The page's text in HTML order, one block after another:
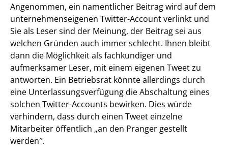
Angenommen, ein namentlicher Beitrag wird auf dem
unternehmenseigenen Twitter-Account verlinkt und
Sie als Leser sind der Meinung, der Beitrag sei aus
welchen Gründen auch immer schlecht. Ihnen bleibt
dann die Möglichkeit als fachkundiger und
aufmerksamer Leser, mit einem eigenen Tweet zu
antworten. Ein Betriebsrat könnte allerdings durch
eine Unterlassungsverfügung die Abschaltung eines
solchen Twitter-Accounts bewirken. Dies würde
verhindern, dass durch einen Tweet einzelne
Mitarbeiter öffentlich „an den Pranger gestellt
werden″.